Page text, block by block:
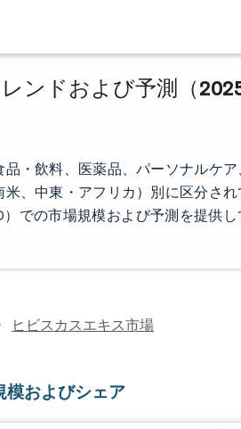
ンドおよび予測（
・飲料、医薬品、パーソナルケア
、中東・アフリカ）別に区分され
での市場規模および予測を提供し
ヒビスカスエキス市場
模およびシェア